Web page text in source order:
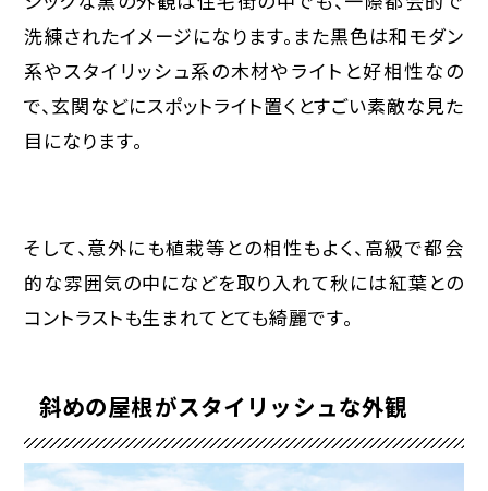
洗練されたイメージになります。また黒色は和モダン
系やスタイリッシュ系の木材やライトと好相性なの
で、玄関などにスポットライト置くとすごい素敵な見た
目になります。
そして、意外にも植栽等との相性もよく、高級で都会
的な雰囲気の中になどを取り入れて秋には紅葉との
コントラストも生まれてとても綺麗です。
斜めの屋根がスタイリッシュな外観